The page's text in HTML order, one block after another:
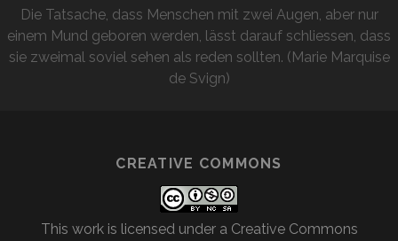
Die Tatsache, dass Menschen mit zwei Augen, aber nur
einem Mund geboren werden, lässt darauf schliessen, dass
sie zweimal soviel sehen als reden sollten. (Marie Marquise
de Svign)
CREATIVE COMMONS
This work is licensed under a Creative Commons